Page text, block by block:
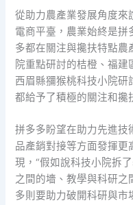
從助力農產業發展角度來
電商平臺，農業始終是拼
多都在關注與攙扶特點農
院重點研討的桔橙、福
西眉縣獼猴桃科技小院研
都給予了積極的關注和攙
拼多多盼望在助力先進技
品產銷對接等方面發揮更
現，“假如說科技小院拆
之間的墻、教學與科研之
多則要助力破開科研與市